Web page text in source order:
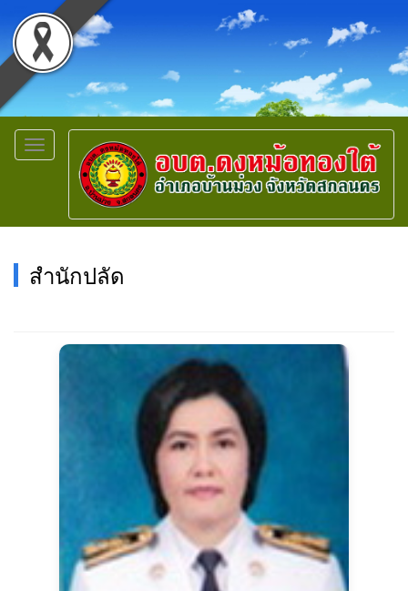
Toggle
navigation
สำนักปลัด